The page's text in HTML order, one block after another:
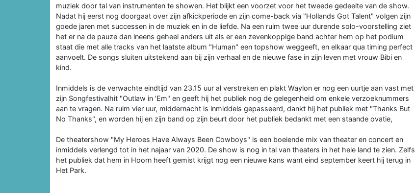
muziek door tal van instrumenten te showen. Het blijkt een voorzet voor het tweede gedeelte van de show.
Nadat hij eerst nog doorgaat over zijn afkickperiode en zijn come-back via "Hollands Got Talent" volgen zijn
goede jaren met successen in de muziek en in de liefde. Na een ruim twee uur durende solo-voorstelling ziet
het er na de pauze dan ineens geheel anders uit als er een zevenkoppige band achter hem op het podium
staat die met alle tracks van het laatste album "Human" een topshow weggeeft, en elkaar qua timing perfect
aanvoelt. De songs sluiten uitstekend aan bij zijn verhaal en de nieuwe fase in zijn leven met vrouw Bibi en
kind.
Inmiddels is de verwachte eindtijd van 23.15 uur al verstreken en plakt Waylon er nog een uurtje aan vast met
zijn Songfestivalhit "Outlaw in 'Em" en geeft hij het publiek nog de gelegenheid om enkele verzoeknummers
aan te vragen. Na ruim vier uur, middernacht is inmiddels gepasseerd, dankt hij het publiek met "Thanks But
No Thanks", en worden hij en zijn band op zijn beurt door het publiek bedankt met een staande ovatie,
De theatershow "My Heroes Have Always Been Cowboys" is een boeiende mix van theater en concert en
inmiddels verlengd tot in het najaar van 2020. De show is nog in tal van theaters in het hele land te zien. Zelfs
het publiek dat hem in Hoorn heeft gemist krijgt nog een nieuwe kans want eind september keert hij terug in
Het Park.